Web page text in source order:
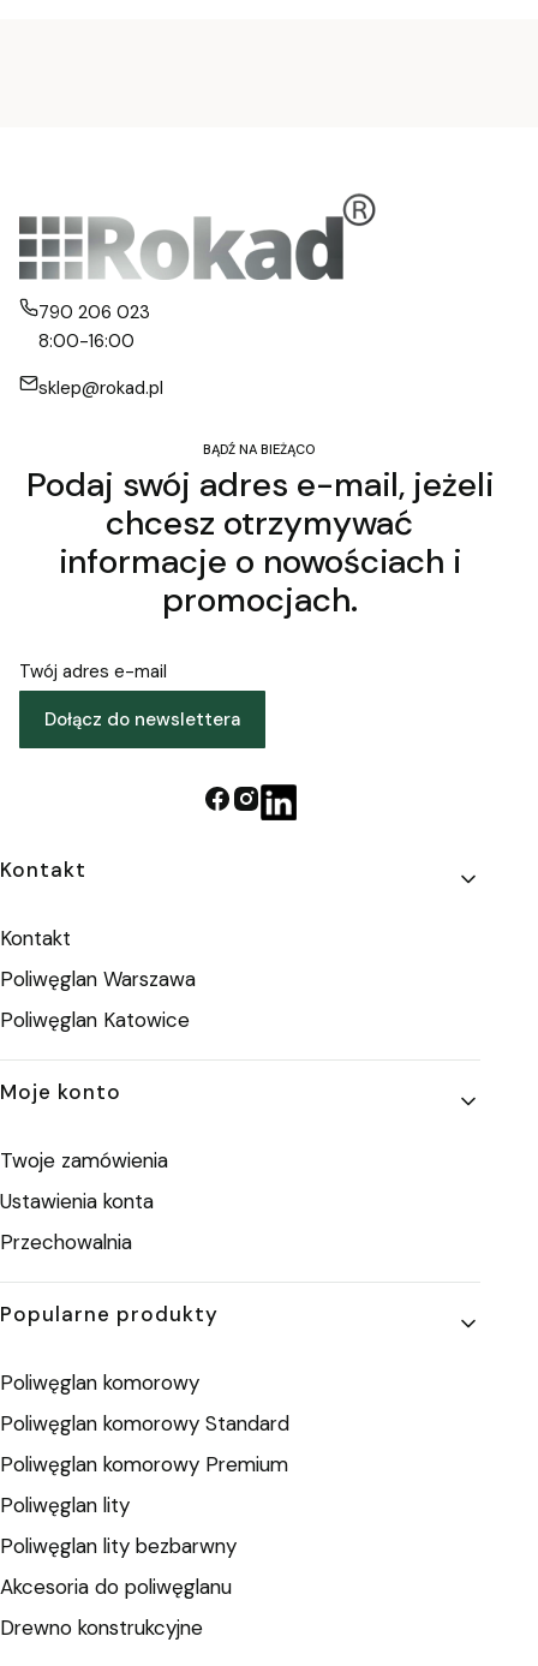
790 206 023
8:00-16:00
sklep@rokad.pl
BĄDŹ NA BIEŻĄCO
Podaj swój adres e-mail, jeżeli
chcesz otrzymywać
informacje o nowościach i
promocjach.
Twój adres e-mail
Dołącz do newslettera
Linki w stopce
Kontakt
Kontakt
Poliwęglan Warszawa
Poliwęglan Katowice
Moje konto
Twoje zamówienia
Ustawienia konta
Przechowalnia
Popularne produkty
Poliwęglan komorowy
Poliwęglan komorowy Standard
Poliwęglan komorowy Premium
Poliwęglan lity
Poliwęglan lity bezbarwny
Akcesoria do poliwęglanu
Drewno konstrukcyjne